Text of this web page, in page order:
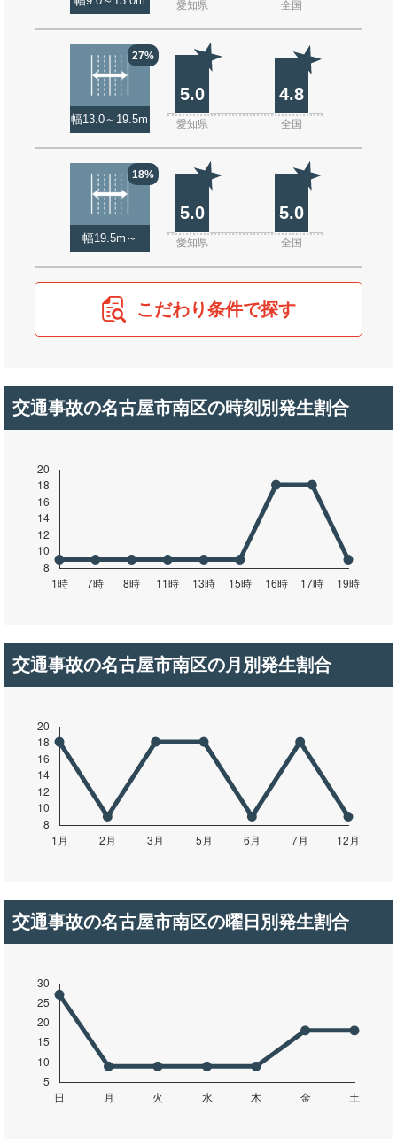
愛知県 全国
27%
幅13.0～19.5m
5.0 4.8
愛知県 全国
18%
幅19.5m～
5.0 5.0
愛知県 全国
こだわり条件で探す
交通事故の名古屋市南区の時刻別発生割合
交通事故の名古屋市南区の月別発生割合
交通事故の名古屋市南区の曜日別発生割合